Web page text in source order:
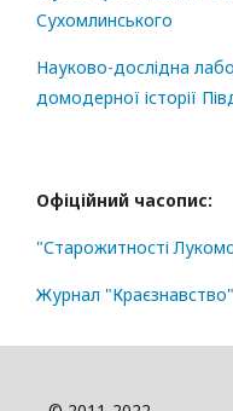
Сухомлинського
Науково-дослідна
домодерної історії
Офіційний часопис:
"Старожитності
Журнал "Краєзнавство"